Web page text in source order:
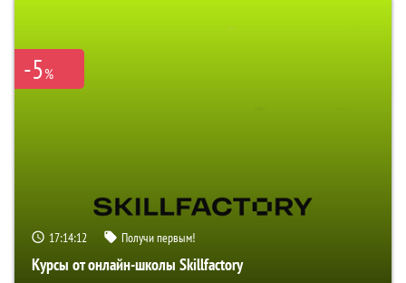
-5%
17:14:11 Получи первым!
Курсы от онлайн-школы Skillfactory